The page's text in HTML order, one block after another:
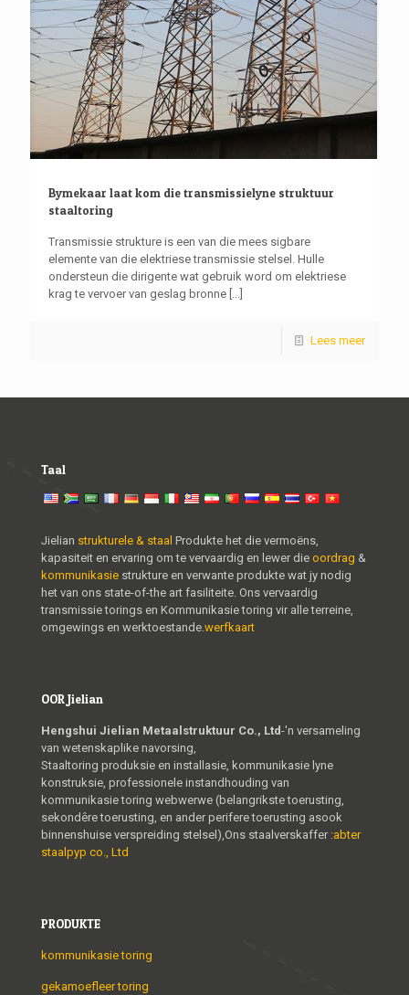
Bymekaar laat kom die transmissielyne struktuur
staaltoring
Transmissie strukture is een van die mees sigbare
elemente van die elektriese transmissie stelsel. Hulle
ondersteun die dirigente wat gebruik word om elektriese
krag te vervoer van geslag bronne [...]
Lees meer
Taal
Jielian strukturele & staal Produkte het die vermoëns,
kapasiteit en ervaring om te vervaardig en lewer die oordrag &
kommunikasie strukture en verwante produkte wat jy nodig
het van ons state-of-the art fasiliteite. Ons vervaardig
transmissie torings en Kommunikasie toring vir alle terreine,
omgewings en werktoestande.werfkaart
OOR Jielian
Hengshui Jielian Metaalstruktuur Co., Ltd-'n versameling
van wetenskaplike navorsing,
Staaltoring produksie en installasie, kommunikasie lyne
konstruksie, professionele instandhouding van
kommunikasie toring webwerwe (belangrikste toerusting,
sekondêre toerusting, en ander perifere toerusting asook
binnenshuise verspreiding stelsel),Ons staalverskaffer :abter
staalpyp co., Ltd
PRODUKTE
kommunikasie toring
gekamoefleer toring